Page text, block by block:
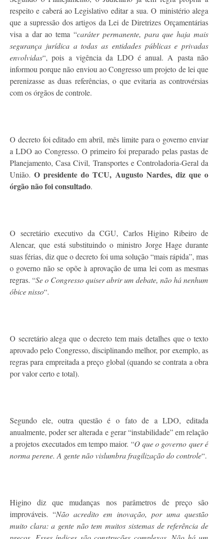
respeito e caberá ao Legislativo editar a sua. O ministério alega
que a supressão dos artigos da Lei de Diretrizes Orçamentárias
visa a dar ao tema “caráter permanente, para que haja mais
segurança jurídica a todas as entidades públicas e privadas
envolvidas“, pois a vigência da LDO é anual. A pasta não
informou porque não enviou ao Congresso um projeto de lei que
perenizasse as duas referências, o que evitaria as controvérsias
com os órgãos de controle.
O decreto foi editado em abril, mês limite para o governo enviar
a LDO ao Congresso. O primeiro foi preparado pelas pastas de
Planejamento, Casa Civil, Transportes e Controladoria-Geral da
União.O presidente do TCU, Augusto Nardes, diz que o
órgão não foi consultado.
O secretário executivo da CGU, Carlos Higino Ribeiro de
Alencar, que está substituindo o ministro Jorge Hage durante
suas férias, diz que o decreto foi uma solução “mais rápida”, mas
o governo não se opõe à aprovação de uma lei com as mesmas
regras. “Se o Congresso quiser abrir um debate, não há nenhum
óbice nisso“.
O secretário alega que o decreto tem mais detalhes que o texto
aprovado pelo Congresso, disciplinando melhor, por exemplo, as
regras para empreitada a preço global (quando se contrata a obra
por valor certo e total).
Segundo ele, outra questão é o fato de a LDO, editada
anualmente, poder ser alterada e gerar “instabilidade” em relação
a projetos executados em tempo maior. “O que o governo quer é
norma perene. A gente não vislumbra fragilização do controle“.
Higino diz que mudanças nos parâmetros de preço são
improváveis. “Não acredito em inovação, por uma questão
muito clara: a gente não tem muitos sistemas de referência de